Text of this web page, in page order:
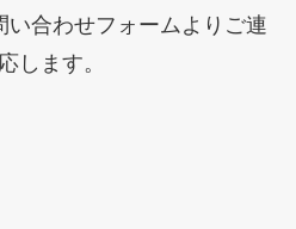
い合わせフォームよりご連
します。